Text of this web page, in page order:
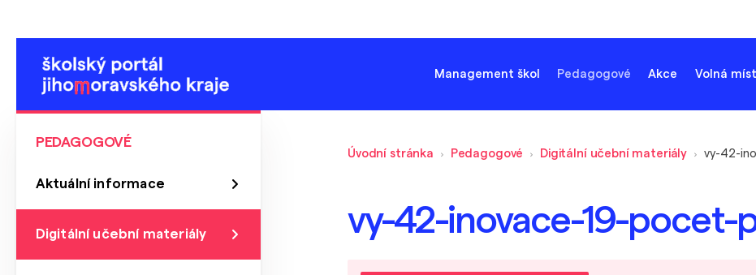
Management škol Pedagogové Akce Volná
Úvodní stránka Pedagogové Digitální učební materiály
vy-42-inovace-19-pocet-
PEDAGOGOVÉ
Aktuální informace
Digitální učební materiály